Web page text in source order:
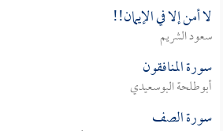
لا أمن إلا في الإيمان!!
سعود الشريم
سورة المنافقون
أبوطلحة البوسعيدي
سورة الصف